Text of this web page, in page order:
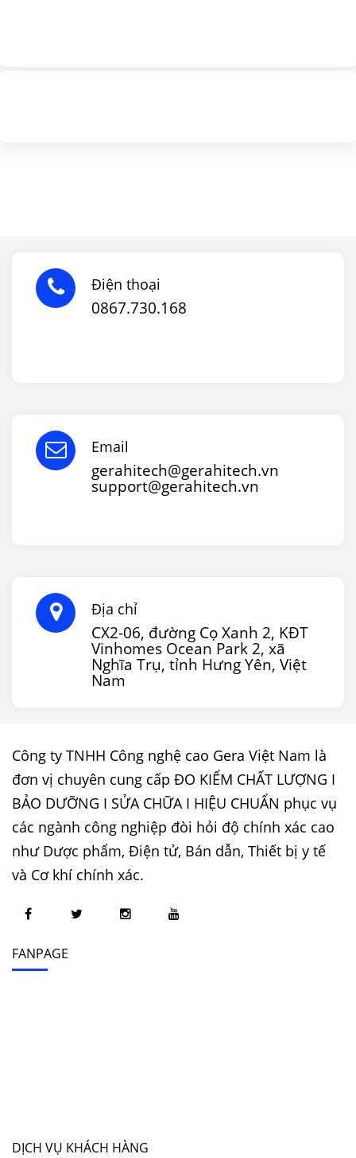
Điện thoại
0867.730.168
Email
gerahitech@gerahitech.vn
support@gerahitech.vn
Địa chỉ
CX2-06, đường Cọ Xanh 2, KĐT
Vinhomes Ocean Park 2, xã
Nghĩa Trụ, tỉnh Hưng Yên, Việt
Nam
Công ty TNHH Công nghệ cao Gera Việt Nam là
đơn vị chuyên cung cấp ĐO KIỂM CHẤT LƯỢNG I
BẢO DƯỠNG I SỬA CHỮA I HIỆU CHUẨN phục vụ
các ngành công nghiệp đòi hỏi độ chính xác cao
như Dược phẩm, Điện tử, Bán dẫn, Thiết bị y tế
và Cơ khí chính xác.
FANPAGE
DỊCH VỤ KHÁCH HÀNG